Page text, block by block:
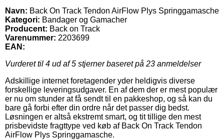
Navn: Back On Track Tendon AirFlow Plys Springgamasche
Kategori: Bandager og Gamacher
Producent: Back on Track
Varenummer: 2203699
EAN:
Vurderet til 4 ud af 5 stjerner baseret på 23 anmeldelser
Adskillige internet foretagender yder heldigvis diverse
forskellige leveringsudgaver. En af dem der er mest populær
er nu om stunder at få sendt til en pakkeshop, og så kan du
bare gå forbi efter din ordre når det passer dig bedst.
Løsningen er altså ekstremt smart, og tit tillige den mest
prisbevidste fragttype ved køb af Back On Track Tendon
AirFlow Plys Springgamasche.